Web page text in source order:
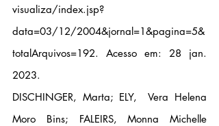
visualiza/index.jsp?
data=03/12/2004&jornal=1&pagina=5&
totalArquivos=192. Acesso em: 28 jan.
2023.
DISCHINGER, Marta; ELY,  Vera Helena
Moro Bins; FALEIRS, Monna Michelle